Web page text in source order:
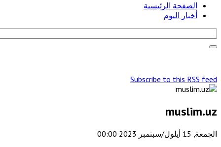
الصفحة الرئيسية
أخبار اليوم
Subscribe to this RSS feed
muslim.uz
الجمعة, 15 أيلول/سبتمبر 2023 00:00